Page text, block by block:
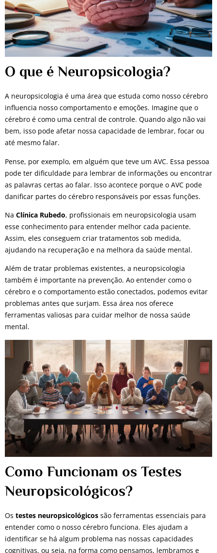
O que é Neuropsicologia?
A neuropsicologia é uma área que estuda como nosso cérebro
influencia nosso comportamento e emoções. Imagine que o
cérebro é como uma central de controle. Quando algo não vai
bem, isso pode afetar nossa capacidade de lembrar, focar ou
até mesmo falar.
Pense, por exemplo, em alguém que teve um AVC. Essa pessoa
pode ter dificuldade para lembrar de informações ou encontrar
as palavras certas ao falar. Isso acontece porque o AVC pode
danificar partes do cérebro responsáveis por essas funções.
Na Clínica Rubedo, profissionais em neuropsicologia usam
esse conhecimento para entender melhor cada paciente.
Assim, eles conseguem criar tratamentos sob medida,
ajudando na recuperação e na melhora da saúde mental.
Além de tratar problemas existentes, a neuropsicologia
também é importante na prevenção. Ao entender como o
cérebro e o comportamento estão conectados, podemos evitar
problemas antes que surjam. Essa área nos oferece
ferramentas valiosas para cuidar melhor de nossa saúde
mental.
Como Funcionam os Testes
Neuropsicológicos?
Os testes neuropsicológicos são ferramentas essenciais para
entender como o nosso cérebro funciona. Eles ajudam a
identificar se há algum problema nas nossas capacidades
cognitivas, ou seja, na forma como pensamos, lembramos e